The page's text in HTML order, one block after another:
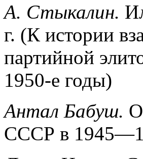
А. Стыкалин.
г. (К истории
партийной
1950-е годы)
Антал Бабуш.
СССР в